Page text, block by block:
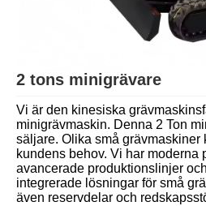
2 tons minigrävare
Vi är den kinesiska
minigrävmaskin. Denna 2 Ton
säljare. Olika små grävmaskiner
kundens behov. Vi har moderna
avancerade produktionslinjer
integrerade lösningar för små
även reservdelar och